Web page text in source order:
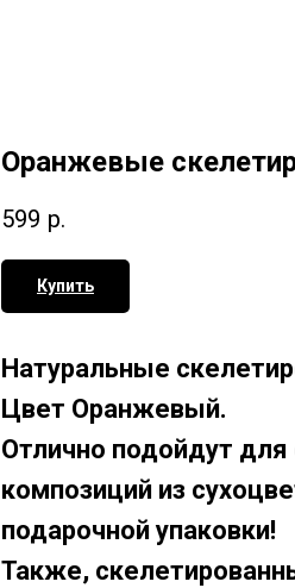
Оранжевые
599 р.
Купить
Натуральные
Цвет Оранжевый.
Отлично подойдут
композиций из
подарочной упаковки!
Также,